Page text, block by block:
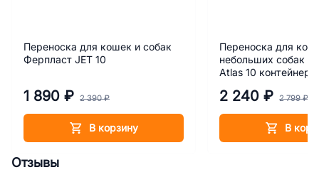
Переноска для кошек и собак
Ферпласт JET 10
1 890 ₽ 2 390 ₽
В корзину
Переноска для
небольших собак
Atlas 10 контейнер
2 240 ₽ 2 799 ₽
В
Отзывы